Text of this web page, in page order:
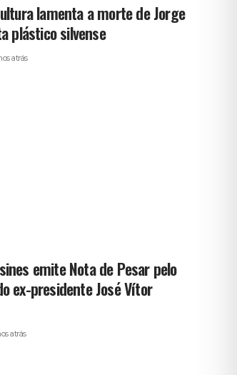
lamenta a morte de Jorge
plástico silvense
atrás
emite Nota de Pesar pelo
ex-presidente José Vítor
atrás